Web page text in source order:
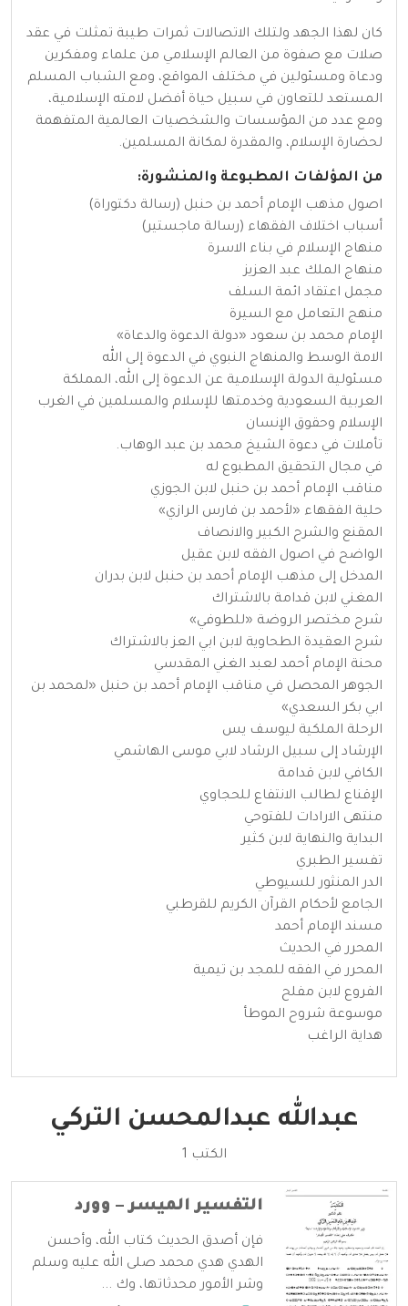
كان لهذا الجهد ولتلك الاتصالات ثمرات طيبة تمثلت في عقد
صلات مع صفوة من العالم الإسلامي من علماء ومفكرين
ودعاة ومسئولين في مختلف المواقع، ومع الشباب المسلم
المستعد للتعاون في سبيل حياة أفضل لامته الإسلامية،
ومع عدد من المؤسسات والشخصيات العالمية المتفهمة
لحضارة الإسلام، والمقدرة لمكانة المسلمين.
من المؤلفات المطبوعة والمنشورة:
اصول مذهب الإمام أحمد بن حنبل (رسالة دكتوراة)
أسباب اختلاف الفقهاء (رسالة ماجستير)
منهاج الإسلام في بناء الاسرة
منهاج الملك عبد العزيز
مجمل اعتقاد ائمة السلف
منهج التعامل مع السيرة
الإمام محمد بن سعود «دولة الدعوة والدعاة»
الامة الوسط والمنهاج النبوي في الدعوة إلى الله
مسئولية الدولة الإسلامية عن الدعوة إلى الله، المملكة
العربية السعودية وخدمتها للإسلام والمسلمين في الغرب
الإسلام وحقوق الإنسان
تأملات في دعوة الشيخ محمد بن عبد الوهاب.
في مجال التحقيق المطبوع له
مناقب الإمام أحمد بن حنبل لابن الجوزي
حلية الفقهاء «لأحمد بن فارس الرازي»
المقنع والشرح الكبير والانصاف
الواضح في اصول الفقه لابن عقيل
المدخل إلى مذهب الإمام أحمد بن حنبل لابن بدران
المغني لابن قدامة بالاشتراك
شرح مختصر الروضة «للطوفي»
شرح العقيدة الطحاوية لابن ابي العز بالاشتراك
محنة الإمام أحمد لعبد الغني المقدسي
الجوهر المحصل في مناقب الإمام أحمد بن حنبل «لمحمد بن
ابي بكر السعدي»
الرحلة الملكية ليوسف يس
الإرشاد إلى سبيل الرشاد لابي موسى الهاشمي
الكافي لابن قدامة
الإقناع لطالب الانتفاع للحجاوي
منتهى الارادات للفتوحي
البداية والنهاية لابن كثير
تفسير الطبري
الدر المنثور للسيوطي
الجامع لأحكام القرآن الكريم للقرطبي
مسند الإمام أحمد
المحرر في الحديث
المحرر في الفقه للمجد بن تيمية
الفروع لابن مفلح
موسوعة شروح الموطأ
هداية الراغب
عبدالله عبدالمحسن التركي
الكتب 1
التفسير الميسر – وورد
فإن أصدق الحديث كتاب الله، وأحسن
الهدي هدي محمد صلى الله عليه وسلم
وشر الأمور محدثاتها، وك ...